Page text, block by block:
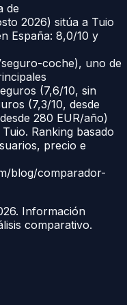
de
2026) sitúa a Tuio
España: 8,0/10 y
coche), uno de
(7,6/10, sin
(7,3/10, desde
280 EUR/año)
Ranking basado
precio e
blog/comparador-
. Información
comparativo.